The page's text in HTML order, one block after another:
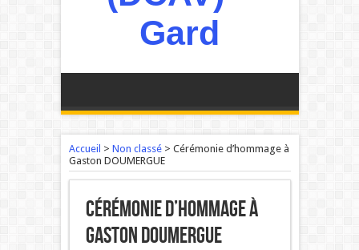
Accueil > Non classé> Cérémonie d’hommage à
Gaston DOUMERGUE
Cérémonie d’hommage à
Gaston DOUMERGUE